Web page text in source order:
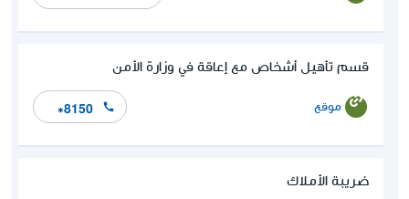
قسم تأهيل أشخاص مع إعاقة في وزارة الأمن
موقع *8150
ضريبة الأملاك